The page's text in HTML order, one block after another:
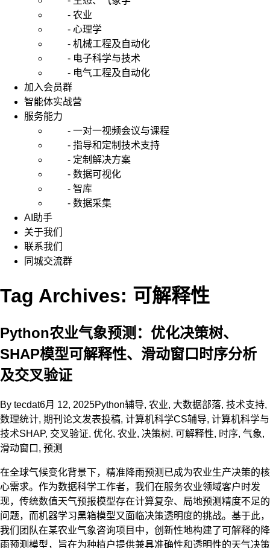
- 农业
- 心理学
- 机械工程及自动化
- 电子科学与技术
- 电气工程及自动化
加入会员群
智能体实战营
服务能力
- 一对一视频会议与课程
- 指导和定制技术支持
- 定制解决方案
- 数据可视化
- 智库
- 数据采集
AI助手
关于我们
联系我们
同城交流群
Tag Archives: 可解释性
Python农业气象预测：优化决策树、
SHAP模型可解释性、滑动窗口时序分析
及交叉验证
By tecdat6月 12, 2025Python辅导, 农业, 大数据部落, 技术支持,
数理统计, 期刊论文发表投稿, 计算机科学CS辅导, 计算机科学与
技术SHAP, 交叉验证, 优化, 农业, 决策树, 可解释性, 时序, 气象,
滑动窗口 , 预测
在全球气候变化背景下，精准降雨预测已成为农业生产决策的核
心需求。作为数据科学工作者，我们在服务农业领域客户时发
现，传统数值天气预报模型存在计算复杂、局地预测精度不足的
问题，而机器学习黑箱模型又面临决策透明度的挑战。基于此，
我们团队在某农业气象咨询项目中，创新性地构建了可解释的降
雨预测模型，旨在为种植户提供兼具准确性和透明性的天气决策